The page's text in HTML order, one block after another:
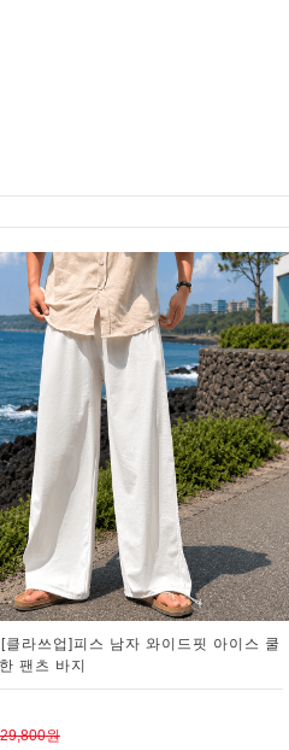
클라쓰업]피스 남자 와이드핏 아이스 쿨
팬츠 바지
29,800원